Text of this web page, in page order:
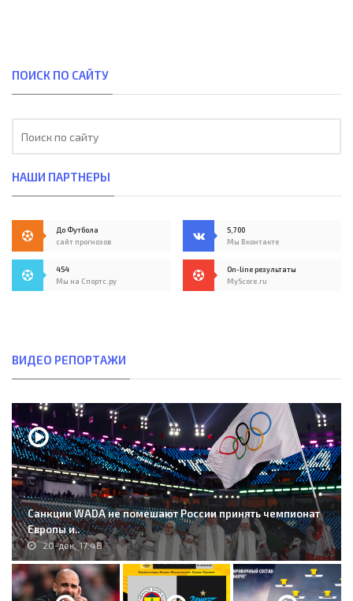
ПОИСК ПО САЙТУ
НАШИ ПАРТНЕРЫ
До Футбола
сайт прогнозов
5,700
Мы Вконтакте
454
Мы на Спортс.ру
On-line результаты
MyScore.ru
ВИДЕО РЕПОРТАЖИ
Санкции WADA не помешают России принять чемпионат
Европы и..
20-дек, 17:48